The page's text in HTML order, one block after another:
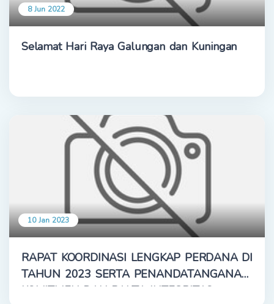
8 Jun 2022
Selamat Hari Raya Galungan dan Kuningan
10 Jan 2023
RAPAT KOORDINASI LENGKAP PERDANA DI
TAHUN 2023 SERTA PENANDATANGANAN
KOMITMEN DAN PAKTA INTEGRITAS